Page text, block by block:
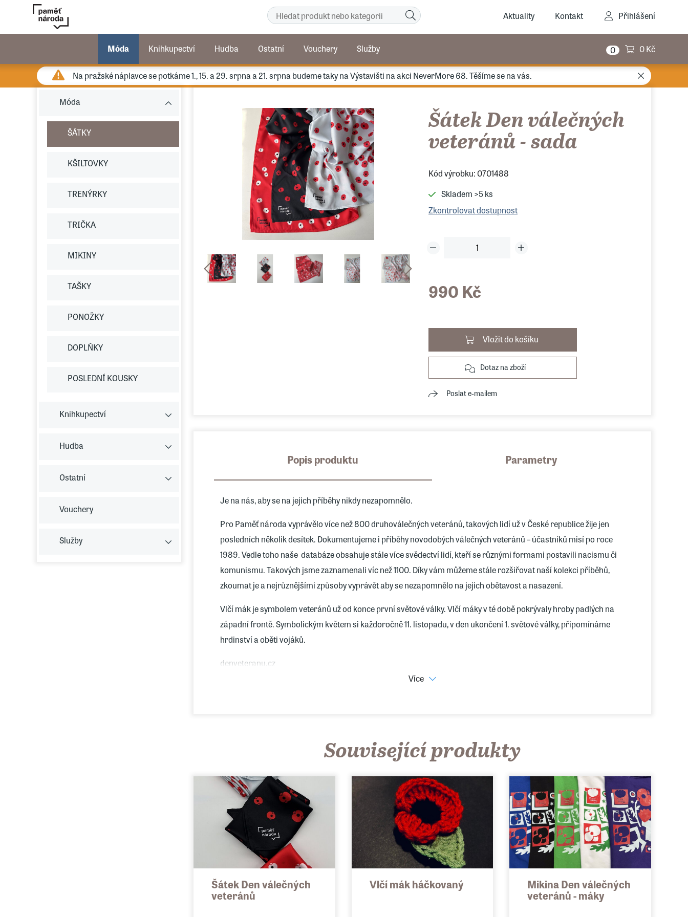
Aktuality Kontakt Přihlášení
0 0 Kč
Na pražské náplavce se potkáme 1., 15. a 29. srpna a 21. srpna budeme taky na Výstavišti na akci NeverMore 68. Těšíme se na vás.
Šátek Den válečných
veteránů - sada
Kód výrobku: 0701488
Skladem >5 ks
Zkontrolovat dostupnost
990 Kč
Vložit do košíku
Dotaz na zboží
Poslat e-mailem
Popis produktu Parametry
Je na nás, aby se na jejich příběhy nikdy nezapomnělo.
Pro Paměť národa vyprávělo více než 800 druhoválečných veteránů, takových lidí už v České republice žije jen
posledních několik desítek. Dokumentujeme i příběhy novodobých válečných veteránů – účastníků misí po roce
1989. Vedle toho naše databáze obsahuje stále více svědectví lidí, kteří se různými formami postavili nacismu či
komunismu. Takových jsme zaznamenali víc než 1100. Díky vám můžeme stále rozšiřovat naší kolekci příběhů,
zkoumat je a nejrůznějšími způsoby vyprávět aby se nezapomnělo na jejich obětavost a nasazení.
Vlčí mák je symbolem veteránů už od konce první světové války. Vlčí máky v té době pokrývaly hroby padlých na
západní frontě. Symbolickým květem si každoročně 11. listopadu, v den ukončení 1. světové války, připomínáme
hrdinství a oběti vojáků.
denveteranu.cz
srážlivost 0%
Popis látky: imitace hedvábí, velmi luxusní působí jako satén, lesklá
Certifikáty: OEKO-TEX
Více
Související produkty
Šátek Den válečných
veteránů
Vlčí mák háčkovaný Mikina Den válečných
veteránů - máky
Móda
ŠÁTKY
KŠILTOVKY
TRENÝRKY
TRIČKA
MIKINY
TAŠKY
PONOŽKY
DOPLŇKY
POSLEDNÍ KOUSKY
Knihkupectví
Hudba
Ostatní
Vouchery
Služby
Móda Knihkupectví Hudba Ostatní Vouchery Služby